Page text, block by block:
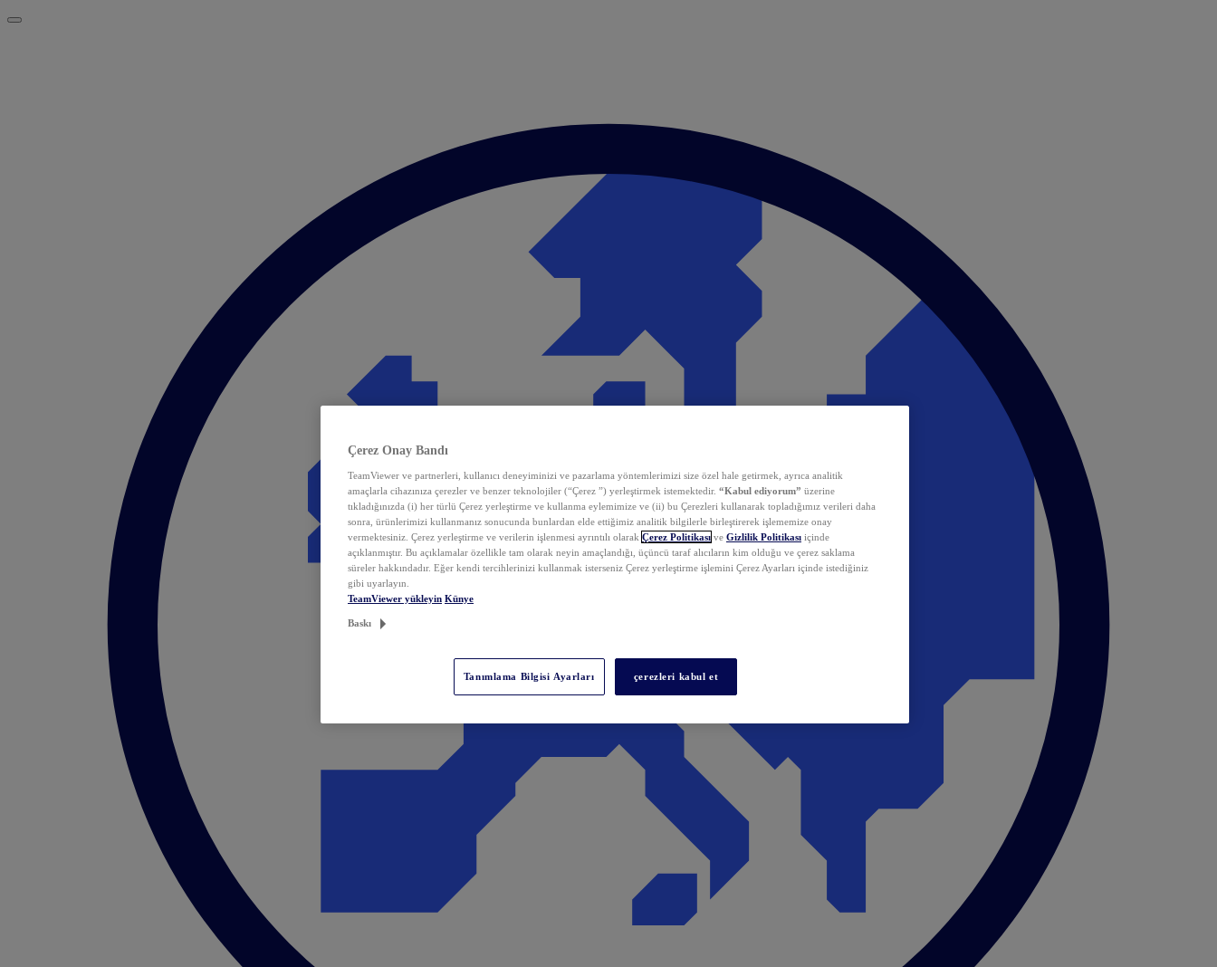
Çerez Onay Bandı
TeamViewer ve partnerleri, kullanıcı deneyiminizi ve pazarlama yöntemlerimizi size özel hale getirmek, ayrıca analitik
amaçlarla cihazınıza çerezler ve benzer teknolojiler (“Çerez ”) yerleştirmek istemektedir. “Kabul ediyorum” üzerine
tıkladığınızda (i) her türlü Çerez yerleştirme ve kullanma eylemimize ve (ii) bu Çerezleri kullanarak topladığımız verileri daha
sonra, ürünlerimizi kullanmanız sonucunda bunlardan elde ettiğimiz analitik bilgilerle birleştirerek işlememize onay
vermektesiniz. Çerez yerleştirme ve verilerin işlenmesi ayrıntılı olarak Çerez Politikası ve Gizlilik Politikası içinde
açıklanmıştır. Bu açıklamalar özellikle tam olarak neyin amaçlandığı, üçüncü taraf alıcıların kim olduğu ve çerez saklama
süreler hakkındadır. Eğer kendi tercihlerinizi kullanmak isterseniz Çerez yerleştirme işlemini Çerez Ayarları içinde istediğiniz
gibi uyarlayın.
TeamViewer yükleyin Künye
Baskı
Tanımlama Bilgisi Ayarları çerezleri kabul et